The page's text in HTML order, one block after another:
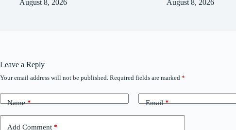
August 8, 2026 August 8, 2026
Leave a Reply
Your email address will not be published. Required fields are marked *
Name* Email*
Add Comment *